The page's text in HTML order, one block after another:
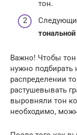
тон.
Важно! Чтобы тон
нужно подбирать
распределении
растушевывать
выровняли тон
необходимо,